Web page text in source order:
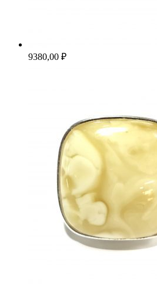
9380,00 ₽